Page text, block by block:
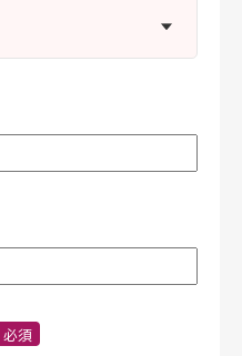
必須